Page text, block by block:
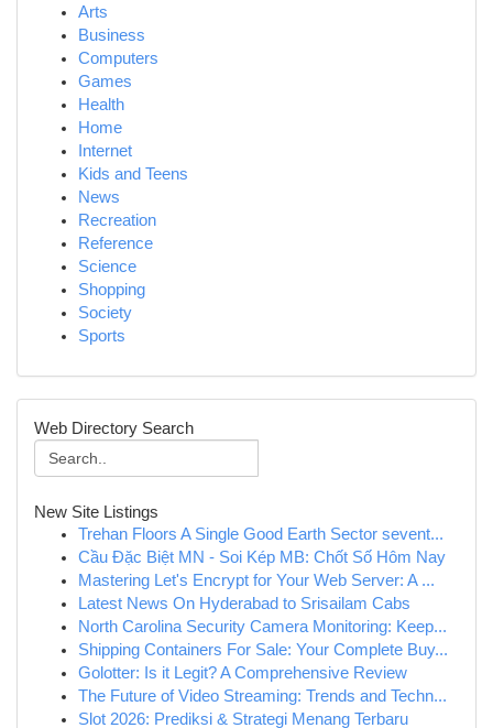
Arts
Business
Computers
Games
Health
Home
Internet
Kids and Teens
News
Recreation
Reference
Science
Shopping
Society
Sports
Web Directory Search
New Site Listings
Trehan Floors A Single Good Earth Sector sevent...
Cầu Đặc Biệt MN - Soi Kép MB: Chốt Số Hôm Nay
Mastering Let's Encrypt for Your Web Server: A ...
Latest News On Hyderabad to Srisailam Cabs
North Carolina Security Camera Monitoring: Keep...
Shipping Containers For Sale: Your Complete Buy...
Golotter: Is it Legit? A Comprehensive Review
The Future of Video Streaming: Trends and Techn...
Slot 2026: Prediksi & Strategi Menang Terbaru